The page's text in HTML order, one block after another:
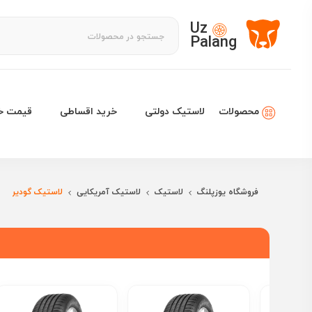
Uz
Palang
محصولات لاستیک دولتی خرید اقساطی قیمت
فروشگاه یوزپلنگ لاستیک لاستیک آمریکایی لاستیک گودیر